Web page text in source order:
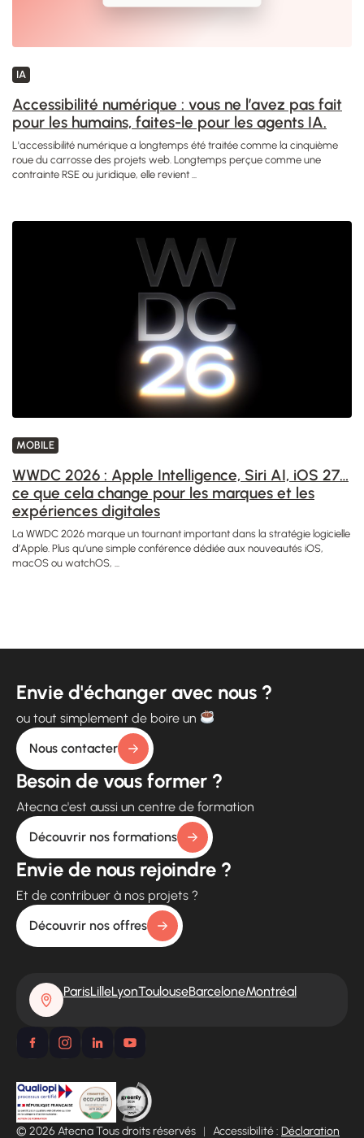
IA
Accessibilité numérique : vous ne l’avez pas fait
pour les humains, faites-le pour les agents IA.
L'accessibilité numérique a longtemps été traitée comme la cinquième
roue du carrosse des projets web. Longtemps perçue comme une
contrainte RSE ou juridique, elle revient ...
MOBILE
WWDC 2026 : Apple Intelligence, Siri AI, iOS 27…
ce que cela change pour les marques et les
expériences digitales
La WWDC 2026 marque un tournant important dans la stratégie logicielle
d’Apple. Plus qu’une simple conférence dédiée aux nouveautés iOS,
macOS ou watchOS, ...
Envie d'échanger avec nous ?
ou tout simplement de boire un
Nous contacter
Besoin de vous former ?
Atecna c'est aussi un centre de formation
Découvrir nos formations
Envie de nous rejoindre ?
Et de contribuer à nos projets ?
Découvrir nos offres
ParisLilleLyonToulouseBarceloneMontréal
© 2026 Atecna Tous droits réservés | Accessibilité : Déclaration